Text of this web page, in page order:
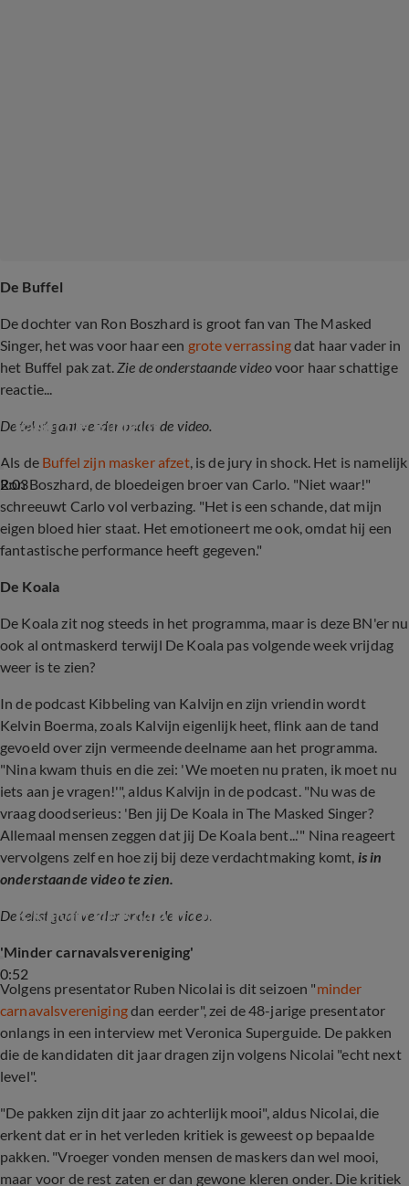
De Buffel
De dochter van Ron Boszhard is groot fan van The Masked
Singer, het was voor haar een grote verrassingdat haar vader in
het Buffel pak zat. Zie de onderstaande videovoor haar schattige
reactie...
De tekst gaat verder onder de video.
2:03
vader De Buffel is
Als de Buffel zijn masker afzet, is de jury in shock. Het is namelijk
Ron Boszhard, de bloedeigen broer van Carlo. "Niet waar!"
schreeuwt Carlo vol verbazing. "Het is een schande, dat mijn
eigen bloed hier staat. Het emotioneert me ook, omdat hij een
fantastische performance heeft gegeven."
De Koala
De Koala zit nog steeds in het programma, maar is deze BN'er nu
ook al ontmaskerd terwijl De Koala pas volgende week vrijdag
weer is te zien?
In de podcast Kibbeling van Kalvijn en zijn vriendin wordt
Kelvin Boerma, zoals Kalvijn eigenlijk heet, flink aan de tand
gevoeld over zijn vermeende deelname aan het programma.
"Nina kwam thuis en die zei: 'We moeten nu praten, ik moet nu
iets aan je vragen!'", aldus Kalvijn in de podcast. "Nu was de
vraag doodserieus: 'Ben jij De Koala in The Masked Singer?
Allemaal mensen zeggen dat jij De Koala bent...'" Nina reageert
vervolgens zelf en hoe zij bij deze verdachtmaking komt, is in
onderstaande video te zien.
De tekst gaat verder onder de video.
0:52
Is Kalvijn De Koala in The Masked Singer?
'Minder carnavalsvereniging'
Volgens presentator Ruben Nicolai is dit seizoen "minder
carnavalsverenigingdan eerder", zei de 48-jarige presentator
onlangs in een interview met Veronica Superguide. De pakken
die de kandidaten dit jaar dragen zijn volgens Nicolai "echt next
level".
"De pakken zijn dit jaar zo achterlijk mooi", aldus Nicolai, die
erkent dat er in het verleden kritiek is geweest op bepaalde
pakken. "Vroeger vonden mensen de maskers dan wel mooi,
maar voor de rest zaten er dan gewone kleren onder. Die kritiek